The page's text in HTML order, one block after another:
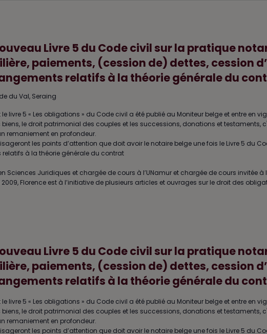
Livre 5 du Code civil sur la pratique
paiements, (cession de) dettes, cession
relatifs à la théorie générale du
du Val, Seraing
livre 5 « Les obligations » du Code civil a été publié au Moniteur belge et entre en
biens, le droit patrimonial des couples et les successions, donations et testaments,
remaniement en profondeur.
les points d’attention que doit avoir le notaire belge une fois le Livre 5 du
relatifs à la théorie générale du contrat
Sciences Juridiques et chargée de cours à l’UNamur et chargée de cours invitée à
Florence est à l’initiative de plusieurs articles et ouvrages sur le droit des
Livre 5 du Code civil sur la pratique
paiements, (cession de) dettes, cession
relatifs à la théorie générale du
livre 5 « Les obligations » du Code civil a été publié au Moniteur belge et entre en
biens, le droit patrimonial des couples et les successions, donations et testaments,
remaniement en profondeur.
les points d’attention que doit avoir le notaire belge une fois le Livre 5 du